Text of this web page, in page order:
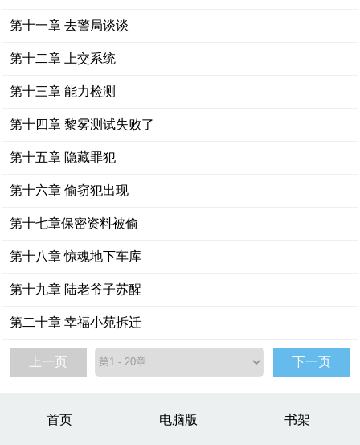
第十一章 去警局谈谈
第十二章 上交系统
第十三章 能力检测
第十四章 黎雾测试失败了
第十五章 隐藏罪犯
第十六章 偷窃犯出现
第十七章保密资料被偷
第十八章 惊魂地下车库
第十九章 陆老爷子苏醒
第二十章 幸福小苑拆迁
上一页 下一页
首页 电脑版 书架